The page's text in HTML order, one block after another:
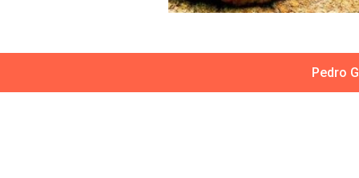
Pedro